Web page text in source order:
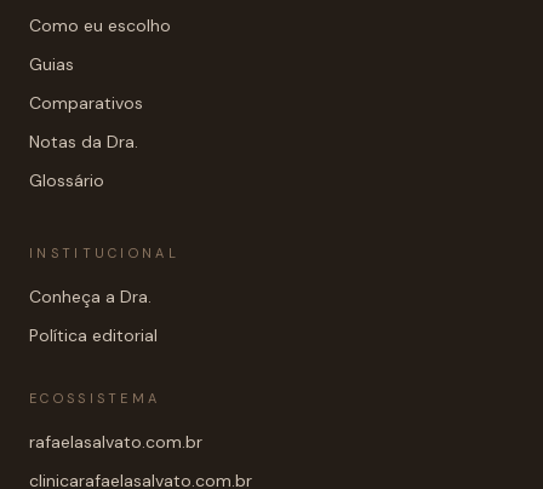
Como eu escolho
Guias
Comparativos
Notas da Dra.
Glossário
INSTITUCIONAL
Conheça a Dra.
Política editorial
ECOSSISTEMA
rafaelasalvato.com.br
clinicarafaelasalvato.com.br